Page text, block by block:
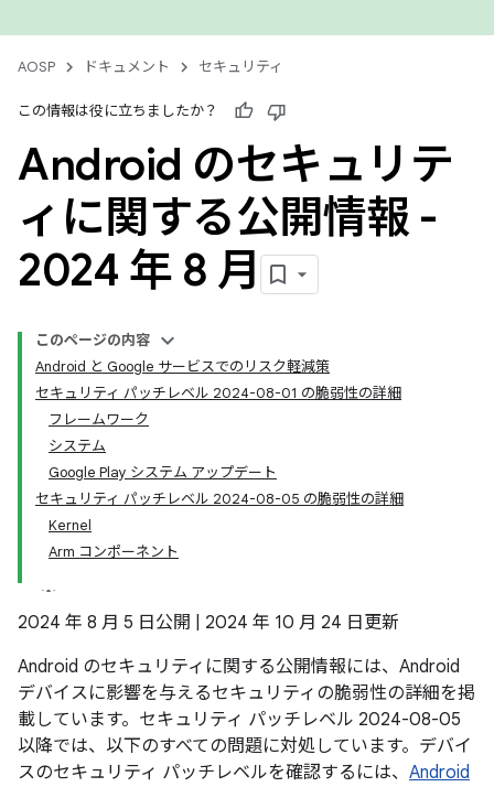
AOSP ドキュメント セキュリティ
この情報は役に立ちましたか？
Android のセキュリテ
ィに関する公開情報 -
2024 年 8 月
このページの内容
Android と Google サービスでのリスク軽減策
セキュリティ パッチレベル 2024-08-01 の脆弱性の詳細
フレームワーク
システム
Google Play システム アップデート
セキュリティ パッチレベル 2024-08-05 の脆弱性の詳細
Kernel
Arm コンポーネント
2024 年 8 月 5 日公開 | 2024 年 10 月 24 日更新
Android のセキュリティに関する公開情報には、Android
デバイスに影響を与えるセキュリティの脆弱性の詳細を掲
載しています。セキュリティ パッチレベル 2024-08-05
以降では、以下のすべての問題に対処しています。デバイ
スのセキュリティ パッチレベルを確認するには、 Android